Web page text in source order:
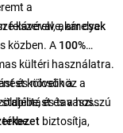
a
kávéval, akár csak
amelyek
közben. A 100%
kültéri használatra.
és növelik a
és a hosszú
biztosítja,
kölcsönöz a
és tavaszi
térbe.